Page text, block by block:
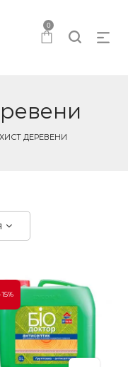
0
ДЕРЕВЕНИ